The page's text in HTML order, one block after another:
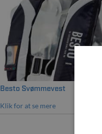
Besto Svømmevest
Klik for at se mere